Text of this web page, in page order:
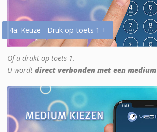
4a. Keuze - Druk op toets 1 +
Of u drukt op toets 1.
U wordt direct verbonden met een medium